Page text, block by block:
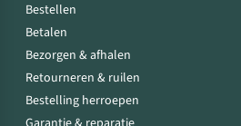
Bestellen
Betalen
Bezorgen & afhalen
Retourneren & ruilen
Bestelling herroepen